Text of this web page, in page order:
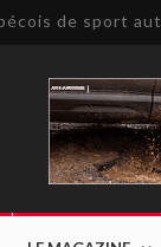
de sport